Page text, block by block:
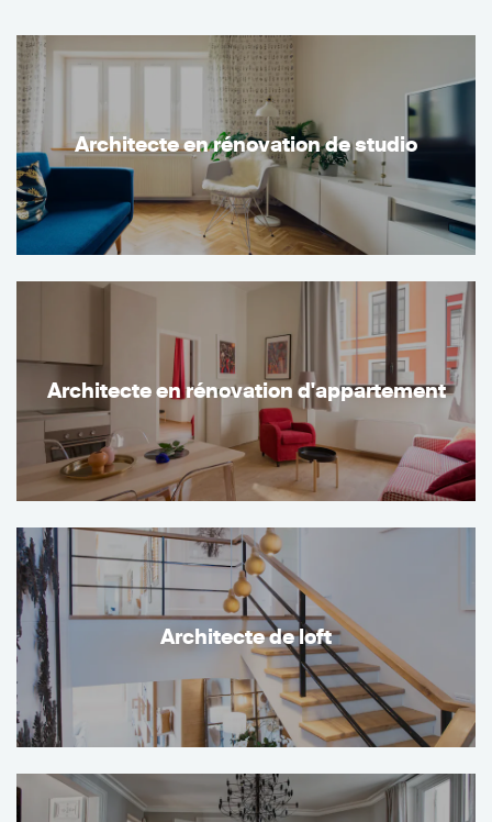
Architecte en rénovation de studio
Architecte en rénovation d'appartement
Architecte de loft